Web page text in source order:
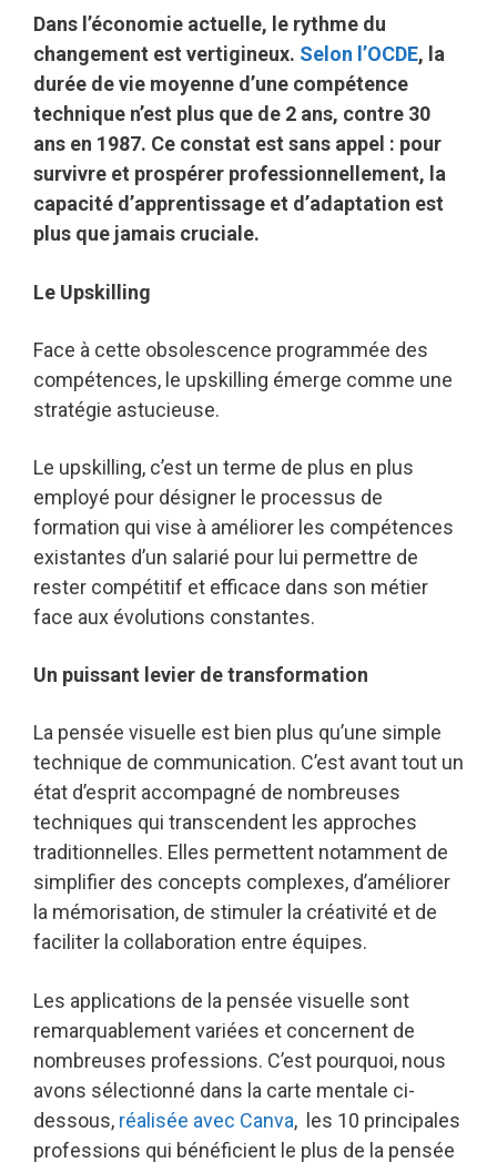
Dans l’économie actuelle, le rythme du
changement est vertigineux. Selon l’OCDE, la
durée de vie moyenne d’une compétence
technique n’est plus que de 2 ans, contre 30
ans en 1987. Ce constat est sans appel : pour
survivre et prospérer professionnellement, la
capacité d’apprentissage et d’adaptation est
plus que jamais cruciale.
Le Upskilling
Face à cette obsolescence programmée des
compétences, le upskilling émerge comme une
stratégie astucieuse.
Le upskilling, c’est un terme de plus en plus
employé pour désigner le processus de
formation qui vise à améliorer les compétences
existantes d’un salarié pour lui permettre de
rester compétitif et efficace dans son métier
face aux évolutions constantes.
Un puissant levier de transformation
La pensée visuelle est bien plus qu’une simple
technique de communication. C’est avant tout un
état d’esprit accompagné de nombreuses
techniques qui transcendent les approches
traditionnelles. Elles permettent notamment de
simplifier des concepts complexes, d’améliorer
la mémorisation, de stimuler la créativité et de
faciliter la collaboration entre équipes.
Les applications de la pensée visuelle sont
remarquablement variées et concernent de
nombreuses professions. C’est pourquoi, nous
avons sélectionné dans la carte mentale ci-
dessous, réalisée avec Canva, les 10 principales
professions qui bénéficient le plus de la pensée